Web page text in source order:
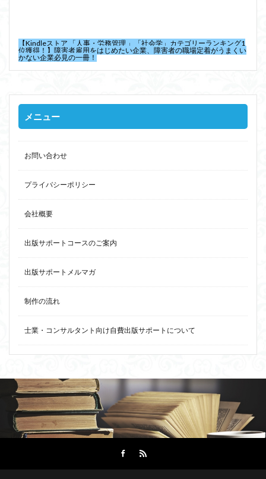
【Kindleストア 「人事・労務管理 」「社会学」カテゴリーランキング1
位獲得！】障害者雇用をはじめたい企業、障害者の職場定着がうまくい
かない企業必見の一冊！
メニュー
お問い合わせ
プライバシーポリシー
会社概要
出版サポートコースのご案内
出版サポートメルマガ
制作の流れ
士業・コンサルタント向け自費出版サポートについて